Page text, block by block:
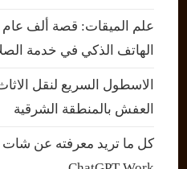
علم الميقات: قصة ألف
الهاتف الذكي في خدمة
الاسطول السريع لنقل
العفش بالمنطقة الشرقية
كل ما تريد معرفته عن